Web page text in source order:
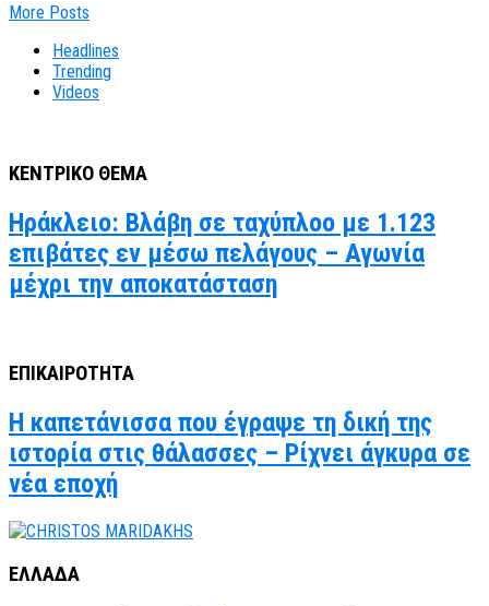
More Posts
Headlines
Trending
Videos
ΚΕΝΤΡΙΚΟ ΘΕΜΑ
Ηράκλειο: Βλάβη σε ταχύπλοο με 1.123
επιβάτες εν μέσω πελάγους – Αγωνία
μέχρι την αποκατάσταση
ΕΠΙΚΑΙΡΟΤΗΤΑ
Η καπετάνισσα που έγραψε τη δική της
ιστορία στις θάλασσες – Ρίχνει άγκυρα σε
νέα εποχή
ΕΛΛΑΔΑ